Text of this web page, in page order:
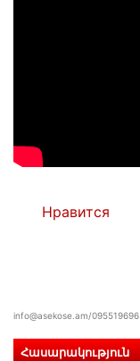
Нравится
info@asekose.am/095519696
Հասարակություն